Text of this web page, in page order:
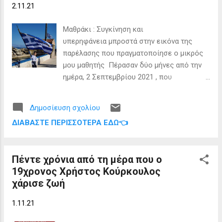
01.11.2021-15.11.2021. Όσοι πολίτες δεν
προλάβουν να αιτηθούν την ένταξή τους
στο μητρώο, θα έχουν τη δυνατότητα να το
κάνουν στον επόμενο κύκλο
επικαιροποίησης του μητρώου. Οι
θα αξιολογηθούν και σε περίπτωση
έγκρισής τους θα καταχωρηθούν ...
2.11.21
Μαθράκι : Συγκίνηση και
υπερηφάνεια μπροστά στην εικόνα της
παρέλασης που πραγματοποίησε ο μικρός
μου μαθητής Πέρασαν δύο μήνες από την
ημέρα, 2 Σεπτεμβρίου 2021 , που
μοναδικό μαθητή στο μονοθέσιο δημοτικό
σχολείο του Μαθρακίου. Όταν έφθασα στο
καταλάβω. Οι μέρες μου κυλούν γρήγορα,
καθώς οι εργασίες που έχω να
διεκπεραιώσω για την ομαλή
Δημοσίευση σχολίου
ΔΙΑΒΆΣΤΕ ΠΕΡΙΣΣΌΤΕΡΑ ΕΔΏ👈
Πέντε χρόνια από τη μέρα που ο
19χρονος Χρήστος Κούρκουλος
χάρισε ζωή
1.11.21